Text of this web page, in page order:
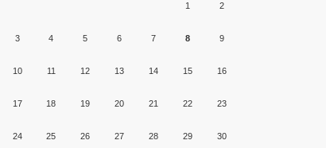
1 2
3 4 5 6 7 8 9
10 11 12 13 14 15 16
17 18 19 20 21 22 23
24 25 26 27 28 29 30